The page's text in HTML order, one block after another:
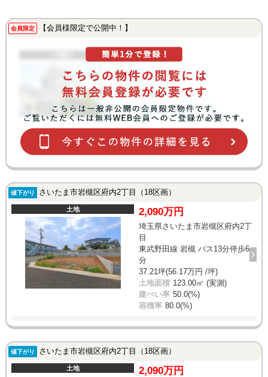
会員限定 【会員様限定で公開中！】
値下がり さいたま市岩槻区府内2丁目（18区画）
土地 2,090万円
埼玉県さいたま市岩槻区府内2丁
目
東武野田線 岩槻 バス13分停歩6
分
37.21坪(56.17万円 /坪)
土地面積 123.00㎡ (実測)
建ぺい率 50.0(%)
容積率 80.0(%)
値下がり さいたま市岩槻区府内2丁目（18区画）
土地 2,090万円